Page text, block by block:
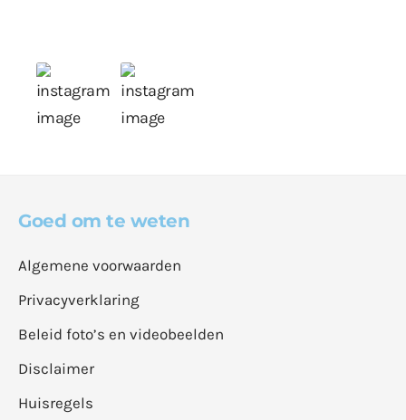
Goed om te weten
Algemene voorwaarden
Privacyverklaring
Beleid foto’s en videobeelden
Disclaimer
Huisregels